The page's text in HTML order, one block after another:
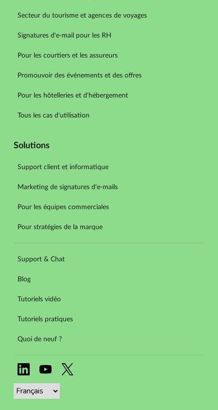
Secteur du tourisme et agences de voyages
Signatures d'e-mail pour les RH
Pour les courtiers et les assureurs
Promouvoir des événements et des offres
Pour les hôtelleries et d'hébergement
Tous les cas d'utilisation
Solutions
Support client et informatique
Marketing de signatures d'e-mails
Pour les équipes commerciales
Pour stratégies de la marque
Support & Chat
Blog
Tutoriels vidéo
Tutoriels pratiques
Quoi de neuf ?